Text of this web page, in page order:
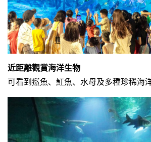
近距離觀賞海洋生物
可看到鯊魚、魟魚、水母及多種珍稀海